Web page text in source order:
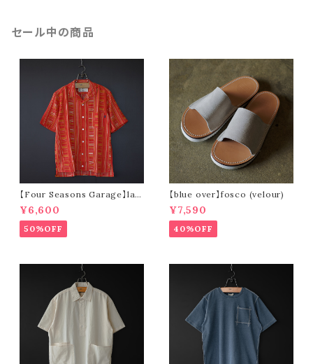
セール中の商品
【Four Seasons Garage】lad
der stripe open collar s/s s
hirt (orange)
¥6,600
50%OFF
【blue over】fosco (velour)
¥7,590
40%OFF